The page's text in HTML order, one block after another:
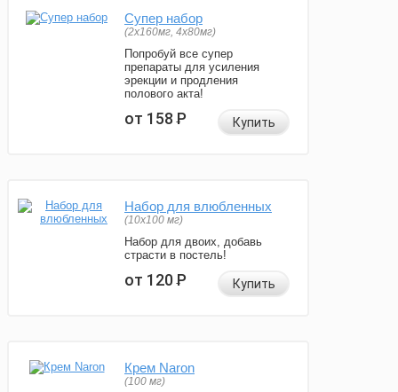
Супер набор
(2х160мг, 4х80мг)
Попробуй все супер
препараты для усиления
эрекции и продления
полового акта!
от 158Р Купить
Набор для влюбленных
(10х100 мг)
Набор для двоих, добавь
страсти в постель!
от 120Р Купить
Крем Naron
(100 мг)